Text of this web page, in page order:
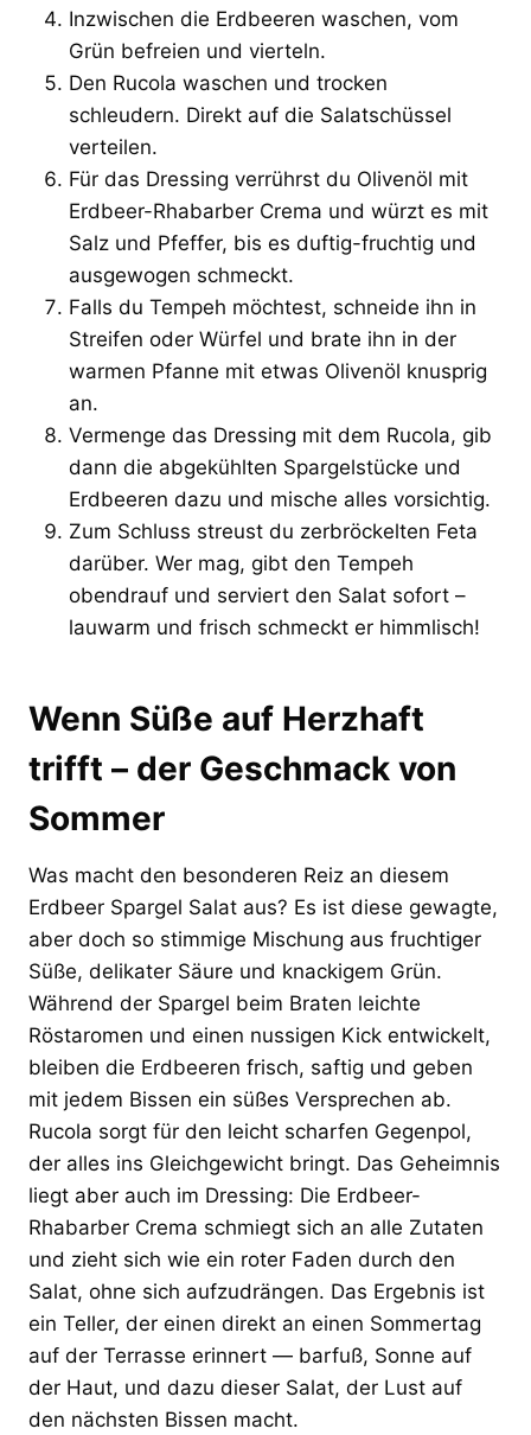
Inzwischen die Erdbeeren waschen, vom
Grün befreien und vierteln.
Den Rucola waschen und trocken
schleudern. Direkt auf die Salatschüssel
verteilen.
Für das Dressing verrührst du Olivenöl mit
Erdbeer-Rhabarber Crema und würzt es mit
Salz und Pfeffer, bis es duftig-fruchtig und
ausgewogen schmeckt.
Falls du Tempeh möchtest, schneide ihn in
Streifen oder Würfel und brate ihn in der
warmen Pfanne mit etwas Olivenöl knusprig
an.
Vermenge das Dressing mit dem Rucola, gib
dann die abgekühlten Spargelstücke und
Erdbeeren dazu und mische alles vorsichtig.
Zum Schluss streust du zerbröckelten Feta
darüber. Wer mag, gibt den Tempeh
obendrauf und serviert den Salat sofort –
lauwarm und frisch schmeckt er himmlisch!
Wenn Süße auf Herzhaft
trifft – der Geschmack von
Sommer
Was macht den besonderen Reiz an diesem
Erdbeer Spargel Salat aus? Es ist diese gewagte,
aber doch so stimmige Mischung aus fruchtiger
Süße, delikater Säure und knackigem Grün.
Während der Spargel beim Braten leichte
Röstaromen und einen nussigen Kick entwickelt,
bleiben die Erdbeeren frisch, saftig und geben
mit jedem Bissen ein süßes Versprechen ab.
Rucola sorgt für den leicht scharfen Gegenpol,
der alles ins Gleichgewicht bringt. Das Geheimnis
liegt aber auch im Dressing: Die Erdbeer-
Rhabarber Crema schmiegt sich an alle Zutaten
und zieht sich wie ein roter Faden durch den
Salat, ohne sich aufzudrängen. Das Ergebnis ist
ein Teller, der einen direkt an einen Sommertag
auf der Terrasse erinnert — barfuß, Sonne auf
der Haut, und dazu dieser Salat, der Lust auf
den nächsten Bissen macht.